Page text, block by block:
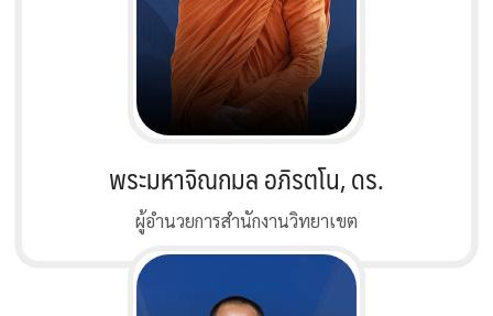
พระมหาจิณกมล อภิรตโน, ดร.
ผู้อำนวยการสำนักงานวิทยาเขต